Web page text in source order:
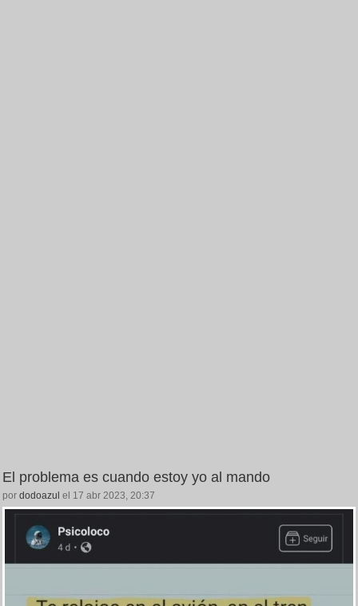
El problema es cuando estoy yo al mando
por dodoazul el 17 abr 2023, 20:37